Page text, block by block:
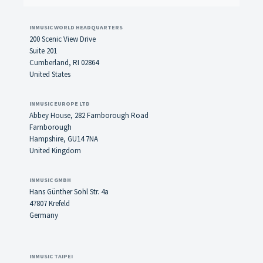
INMUSIC WORLD HEADQUARTERS
200 Scenic View Drive
Suite 201
Cumberland, RI 02864
United States
INMUSIC EUROPE LTD
Abbey House, 282 Farnborough Road
Farnborough
Hampshire, GU14 7NA
United Kingdom
INMUSIC GMBH
Hans Günther Sohl Str. 4a
47807 Krefeld
Germany
INMUSIC TAIPEI